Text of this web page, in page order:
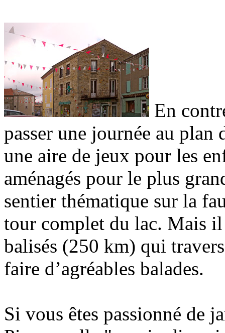
En
passer une journée au plan
une aire de jeux pour les
aménagés pour le plus
sentier thématique sur la
tour complet du lac. Mais
balisés (250 km) qui
faire d’agréables balades.
Si vous êtes passionné de